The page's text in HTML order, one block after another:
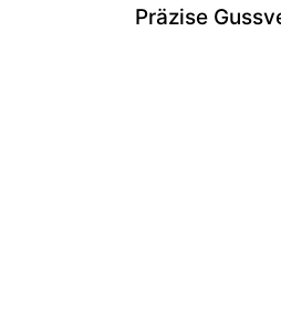
Präzise